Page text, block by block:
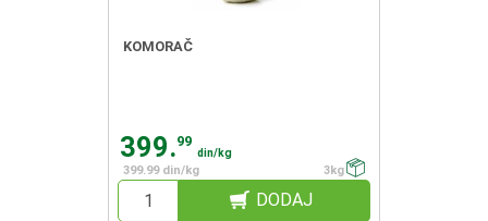
KOMORAČ
399.99
din/kg
399.99 din/kg
3kg
DODAJ